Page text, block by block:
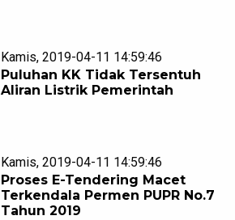
Kamis, 2019-04-11 14:59:46
Puluhan KK Tidak Tersentuh
Aliran Listrik Pemerintah
Kamis, 2019-04-11 14:59:46
Proses E-Tendering Macet
Terkendala Permen PUPR No.7
Tahun 2019